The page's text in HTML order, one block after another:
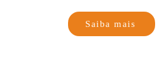
Saiba mais